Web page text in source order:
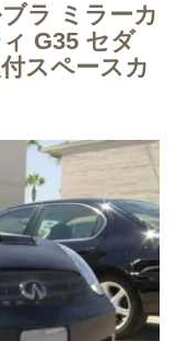
ラ ミラーカ
G35 セダ
スペースカ